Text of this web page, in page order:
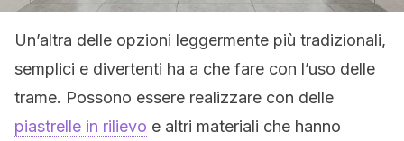
Un’altra delle opzioni leggermente più tradizionali,
semplici e divertenti ha a che fare con l’uso delle
trame. Possono essere realizzare con delle
piastrelle in rilievo e altri materiali che hanno